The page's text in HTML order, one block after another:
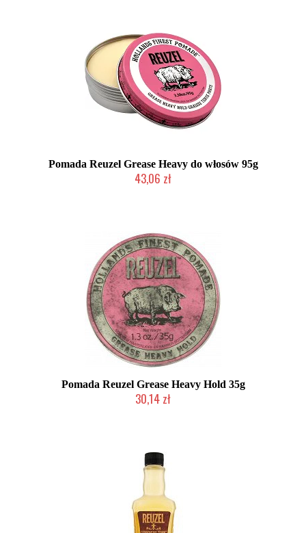
Pomada Reuzel Grease Heavy do włosów 95g
43,06 zł
Pomada Reuzel Grease Heavy Hold 35g
30,14 zł